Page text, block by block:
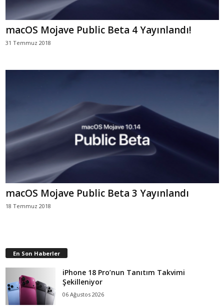
macOS Mojave Public Beta 4 Yayınlandı!
31 Temmuz 2018
macOS Mojave Public Beta 3 Yayınlandı
18 Temmuz 2018
En Son Haberler
iPhone 18 Pro’nun Tanıtım Takvimi
Şekilleniyor
06 Ağustos 2026